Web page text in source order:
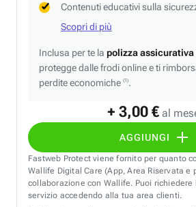
+ 3,00 € al
AGGIUNGI
Contenuti educativi sulla
Scopri di più
Inclusa per te la polizza
protegge dalle frodi online e ti
perdite economiche (1).
Fastweb Protect viene fornito per quanto
Wallife Digital Care (App, Area Riservata e
collaborazione con Wallife. Puoi
servizio accedendo alla tua area clienti.